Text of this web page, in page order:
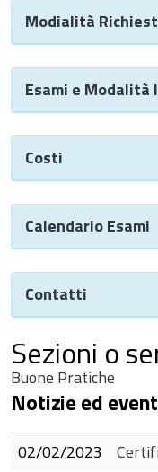
Modialità
Esami e Modalità
Costi
Calendario Esami
Contatti
Sezioni o
Buone Pratiche
Notizie ed
02/02/2023